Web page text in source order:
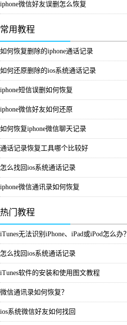
iphone微信好友误删怎么恢复
常用教程
如何恢复删除的iphone通话记录
如何还原删除的ios系统通话记录
iphone短信误删如何恢复
iphone微信好友如何还原
如何恢复iphone微信聊天记录
通话记录恢复工具哪个比较好
怎么找回ios系统通话记录
iphone微信通讯录如何恢复
热门教程
iTunes无法识别iPhone、iPad或iPod怎么办？
怎么找回ios系统通话记录
iTunes软件的安装和使用图文教程
微信通讯录如何恢复？
ios系统微信好友如何找回